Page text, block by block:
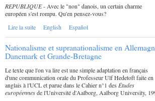
REPUBLIQUE- Avec le "non" danois, un certain charme
européen s'est rompu. Qu'en pensez-vous?
Lire la suite
English Español
Nationalisme et supranationalisme en
Danemark et Grande-Bretagne
Le texte que l'on va lire est une simple adaptation en français
d'une communication orale du Professeur Ulf Hedetoft faite en
anglais à l'UCL et parue dans le Cahier n°1 des Études
européennesde l'Université d'Aalborg, Aalborg University,